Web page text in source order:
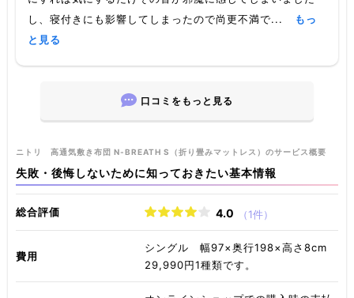
し、寝付きにも影響してしまったので尚更不満で...
もっ
と見る
口コミをもっと見る
ニトリ 高通気敷き布団 N-BREATH S（折り畳みマットレス）のサービス概要
失敗・後悔しないために知っておきたい基本情報
総合評価 4.0 （1件）
費用
シングル 幅97×奥行198×高さ8cm
29,990円1種類です。